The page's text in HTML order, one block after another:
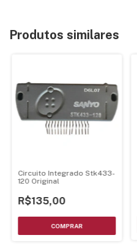
Produtos similares
Circuito Integrado Stk433-
120 Original
R$135,00